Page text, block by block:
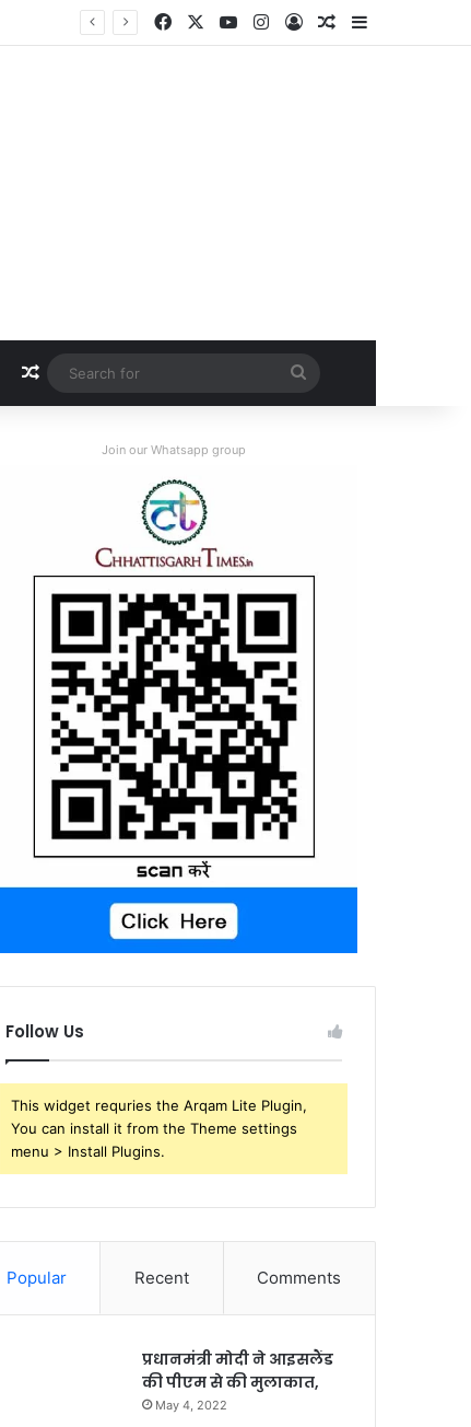
FacebookYouTubeInstagram
Log InRandom Article
Sidebar
Random Article
for
Join our Whatsapp group
Follow Us
This widget requries the Arqam Lite Plugin,
You can install it from the Theme settings
menu > Install Plugins.
Popular Recent Comments
प्रधानमंत्री मोदी ने आइसलैंड
की पीएम से की मुलाकात,
May 4, 2022